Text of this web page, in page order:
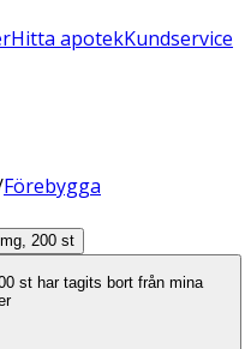
Hitta apotekKundservice
Förebygga
st har tagits bort från mina